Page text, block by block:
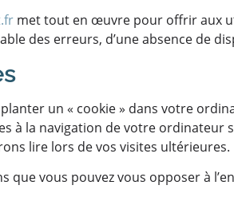
met tout en œuvre pour offrir aux
des erreurs, d’une absence de
un « cookie » dans votre
à la navigation de votre ordinateur
lire lors de vos visites ultérieures.
que vous pouvez vous opposer à